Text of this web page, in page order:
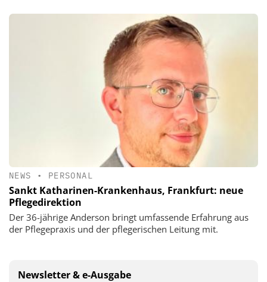
NEWS • PERSONAL
Sankt Katharinen-Krankenhaus, Frankfurt: neue
Pflegedirektion
Der 36-jährige Anderson bringt umfassende Erfahrung aus
der Pflegepraxis und der pflegerischen Leitung mit.
Newsletter & e-Ausgabe